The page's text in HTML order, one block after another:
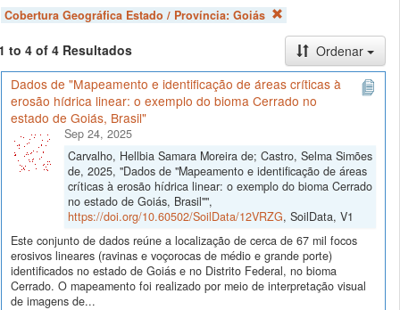
Cobertura Geográfica Estado / Província: Goiás
to 4 of 4 Resultados
Ordenar
Dados de "Mapeamento e identificação de áreas críticas à
erosão hídrica linear: o exemplo do bioma Cerrado no
estado de Goiás, Brasil"
Sep 24, 2025
Carvalho, Hellbia Samara Moreira de; Castro, Selma Simões
de, 2025, "Dados de "Mapeamento e identificação de áreas
críticas à erosão hídrica linear: o exemplo do bioma Cerrado
no estado de Goiás, Brasil"",
https://doi.org/10.60502/SoilData/12VRZG, SoilData, V1
Este conjunto de dados reúne a localização de cerca de 67 mil focos
erosivos lineares (ravinas e voçorocas de médio e grande porte)
identificados no estado de Goiás e no Distrito Federal, no bioma
Cerrado. O mapeamento foi realizado por meio de interpretação visual
de imagens de...